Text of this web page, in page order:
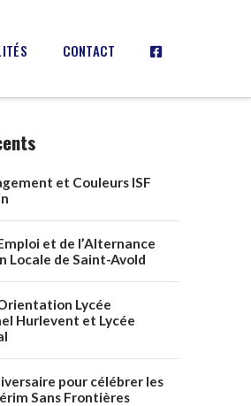
CONTACT
et Couleurs ISF
et de l’Alternance
Locale de Saint-Avold
Lycée
Hurlevent et Lycée
pour célébrer les
Sans Frontières